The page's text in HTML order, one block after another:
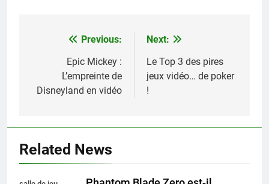
Navigation
l’article
Previous:
Epic Mickey :
L’empreinte de
Disneyland en vidéo
Next:
Le Top 3 des pires
jeux vidéo… de poker
!
Related News